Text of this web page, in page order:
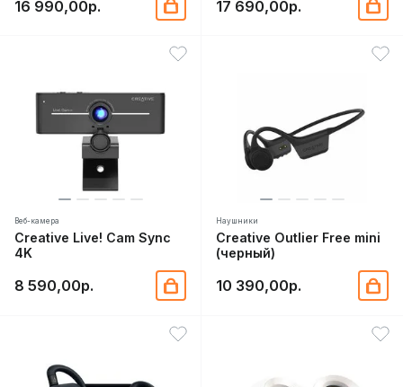
16 990,00р. 17 690,00р.
Веб-камера
Creative Live! Cam Sync
4K
8 590,00р.
Наушники
Creative Outlier Free mini
(черный)
10 390,00р.